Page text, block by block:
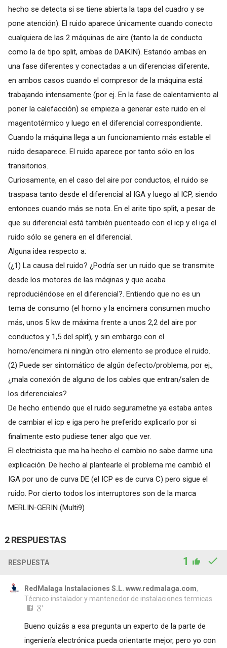
hecho se detecta si se tiene abierta la tapa del cuadro y se
pone atención). El ruido aparece únicamente cuando conecto
cualquiera de las 2 máquinas de aire (tanto la de conducto
como la de tipo split, ambas de DAIKIN). Estando ambas en
una fase diferentes y conectadas a un diferencias diferente,
en ambos casos cuando el compresor de la máquina está
trabajando intensamente (por ej. En la fase de calentamiento al
poner la calefacción) se empieza a generar este ruido en el
magentotérmico y luego en el diferencial correspondiente.
Cuando la máquina llega a un funcionamiento más estable el
ruido desaparece. El ruido aparece por tanto sólo en los
transitorios.
Curiosamente, en el caso del aire por conductos, el ruido se
traspasa tanto desde el diferencial al IGA y luego al ICP, siendo
entonces cuando más se nota. En el arite tipo split, a pesar de
que su diferencial está también puenteado con el icp y el iga el
ruido sólo se genera en el diferencial.
Alguna idea respecto a:
(¿1) La causa del ruido? ¿Podría ser un ruido que se transmite
desde los motores de las máqinas y que acaba
reproduciéndose en el diferencial?. Entiendo que no es un
tema de consumo (el horno y la encimera consumen mucho
más, unos 5 kw de máxima frente a unos 2,2 del aire por
conductos y 1,5 del split), y sin embargo con el
horno/encimera ni ningún otro elemento se produce el ruido.
(2) Puede ser sintomático de algún defecto/problema, por ej.,
¿mala conexión de alguno de los cables que entran/salen de
los diferenciales?
De hecho entiendo que el ruido segurametne ya estaba antes
de cambiar el icp e iga pero he preferido explicarlo por si
finalmente esto pudiese tener algo que ver.
El electricista que ma ha hecho el cambio no sabe darme una
explicación. De hecho al plantearle el problema me cambió el
IGA por uno de curva DE (el ICP es de curva C) pero sigue el
ruido. Por cierto todos los interruptores son de la marca
MERLIN-GERIN (Multi9)
2 RESPUESTAS
RESPUESTA 1
RedMalaga Instalaciones S.L. www.redmalaga.com,
Técnico instalador y mantenedor de instalaciones termicas
Bueno quizás a esa pregunta un experto de la parte de
ingeniería electrónica pueda orientarte mejor, pero yo con